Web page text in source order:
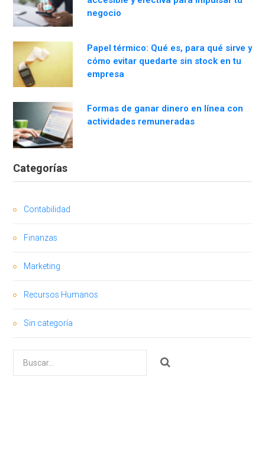
negocio
Papel térmico: Qué es, para qué sirve y
cómo evitar quedarte sin stock en tu
empresa
Formas de ganar dinero en línea con
actividades remuneradas
Categorías
Contabilidad
Finanzas
Marketing
Recursos Humanos
Sin categoría
por: